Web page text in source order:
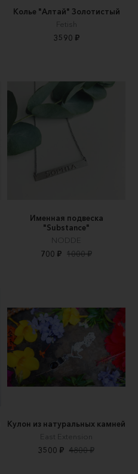
Колье "Алтай" Золотистый
Fetish
3590 ₽
Именная подвеска
"Substance"
NODDE
700 ₽ 1000 ₽
Кулон из натуральных камней
East Extension
3500 ₽ 4800 ₽